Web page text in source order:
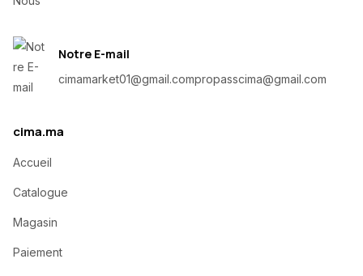
Notre E-mail
cimamarket01@gmail.compropasscima@gmail.com
cima.ma
Accueil
Catalogue
Magasin
Paiement